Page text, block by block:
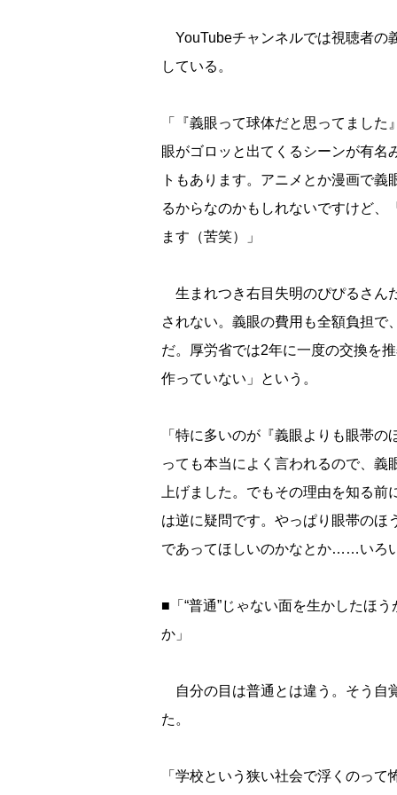
YouTubeチャンネルでは視聴者の
している。
「『義眼って球体だと思ってまし
眼がゴロッと出てくるシーンが有名
トもあります。アニメとか漫画で
るからなのかもしれないですけど、
ます（苦笑）」
生まれつき右目失明のぴぴるさん
されない。義眼の費用も全額負担
だ。厚労省では2年に一度の交換を
作っていない」という。
「特に多いのが『義眼よりも眼帯
っても本当によく言われるので、義
上げました。でもその理由を知る
は逆に疑問です。やっぱり眼帯のほ
であってほしいのかなとか……いろ
■「“普通”じゃない面を生かしたほ
か」
自分の目は普通とは違う。そう自
た。
「学校という狭い社会で浮くのっ